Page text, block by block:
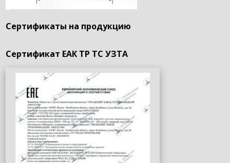
Сертификаты на продукцию
Сертификат ЕАК ТР ТС УЗТА